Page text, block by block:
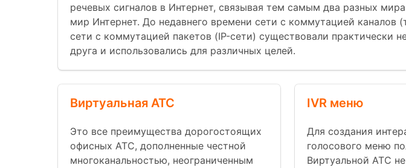
речевых сигналов в Интернет, связывая тем самым два разных
мир Интернет. До недавнего времени сети с коммутацией каналов
сети с коммутацией пакетов (IP-сети) существовали практически
друга и использовались для различных целей.
Виртуальная АТС
Это все преимущества дорогостоящих
офисных АТС, дополненные честной
многоканальностью, неограниченным
IVR меню
Для создания
голосового меню
Виртуальной АТС